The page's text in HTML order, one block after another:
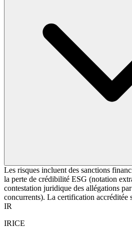
Les risques incluent des sanctions
la perte de crédibilité ESG (notation
contestation juridique des allégations
concurrents). La certification accréditée
IR
IRICE